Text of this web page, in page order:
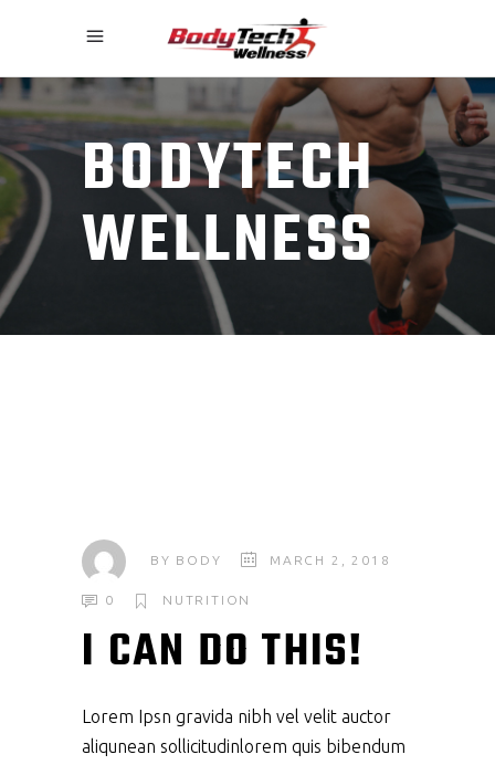
BODYTECH
WELLNESS
BY BODY MARCH 2, 2018
0 NUTRITION
I CAN DO THIS!
Lorem Ipsn gravida nibh vel velit auctor
aliqunean sollicitudinlorem quis bibendum